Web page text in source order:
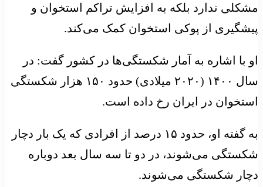
مشکلی ندارد بلکه به افزایش تراکم استخوان و
پیشگیری از پوکی استخوان کمک می‌کند.
او با اشاره به آمار شکستگی‌ها در کشور گفت: در
سال ۱۴۰۰ (۲۰۲۰ میلادی) حدود ۱۵۰ هزار شکستگی
استخوان در ایران رخ داده است.
به گفته او، حدود ۱۵ درصد از افرادی که یک بار دچار
شکستگی می‌شوند، در دو تا سه سال بعد دوباره
دچار شکستگی می‌شوند.